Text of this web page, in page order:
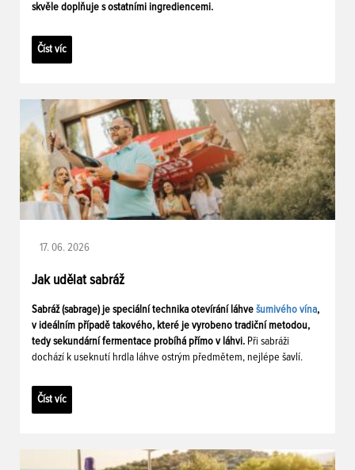
skvěle doplňuje s ostatními ingrediencemi.
Číst víc
17. 06. 2026
Jak udělat sabráž
Sabráž (sabrage) je speciální technika otevírání láhve šumivého vína,
v ideálním případě takového, které je vyrobeno tradiční metodou,
tedy sekundární fermentace probíhá přímo v láhvi. Při sabráži
dochází k useknutí hrdla láhve ostrým předmětem, nejlépe šavlí.
Číst víc